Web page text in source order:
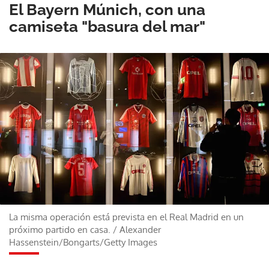
El Bayern Múnich, con una
camiseta "basura del mar"
La misma operación está prevista en el Real Madrid en un
próximo partido en casa. / Alexander
Hassenstein/Bongarts/Getty Images